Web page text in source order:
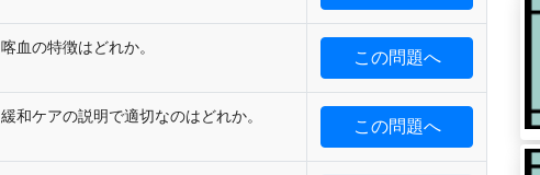
喀血の特徴はどれか。
この問題へ
緩和ケアの説明で適切なのはどれか。
この問題へ